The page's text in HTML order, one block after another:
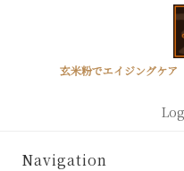
玄米粉でエイジングケ
Navigation